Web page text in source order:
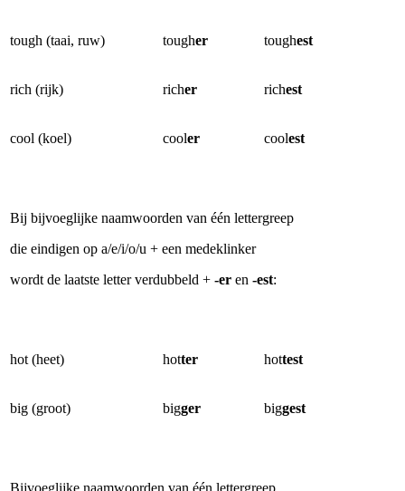
tough (taai, ruw) tougher toughest
rich (rijk) richer richest
cool (koel) cooler coolest
Bij bijvoeglijke naamwoorden van één lettergreep
die eindigen op a/e/i/o/u + een medeklinker
wordt de laatste letter verdubbeld + -er en -est:
hot (heet) hotter hottest
big (groot) bigger biggest
Bijvoeglijke naamwoorden van één lettergreep